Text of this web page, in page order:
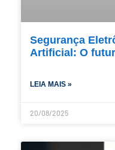
Segurança
Artificial: O
LEIA MAIS »
20/08/2025